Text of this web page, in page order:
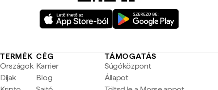
TERMÉK
Országok
Díjak
CÉG
Karrier
Blog
TÁMOGATÁS
Súgóközpont
Állapot